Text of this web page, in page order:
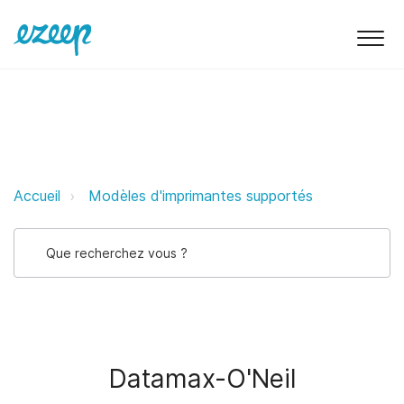
Datamax-O'Neil ezeep Support
Accueil Modèles d'imprimantes supportés
Datamax-O'Neil